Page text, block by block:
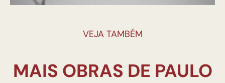
VEJA TAMBÉM
MAIS OBRAS DE PAULO